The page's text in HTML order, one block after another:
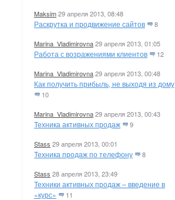
Maksim29 апреля 2013, 08:48
Раскрутка и продвижение сайтов 8
Marina_Vladimirovna29 апреля 2013, 01:05
Работа с возражениями клиентов 12
Marina_Vladimirovna29 апреля 2013, 00:48
Как получить прибыль, не выходя из дому
10
Marina_Vladimirovna29 апреля 2013, 00:43
Техника активных продаж 9
Stass 29 апреля 2013, 00:01
Техника продаж по телефону 8
Stass 28 апреля 2013, 23:49
Техники активных продаж – введение в
«курс»
11